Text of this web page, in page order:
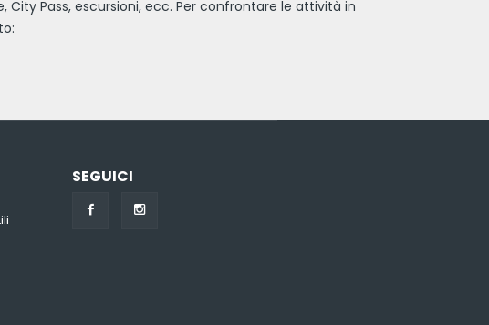
Pass, escursioni, ecc. Per confrontare le attività in
SEGUICI